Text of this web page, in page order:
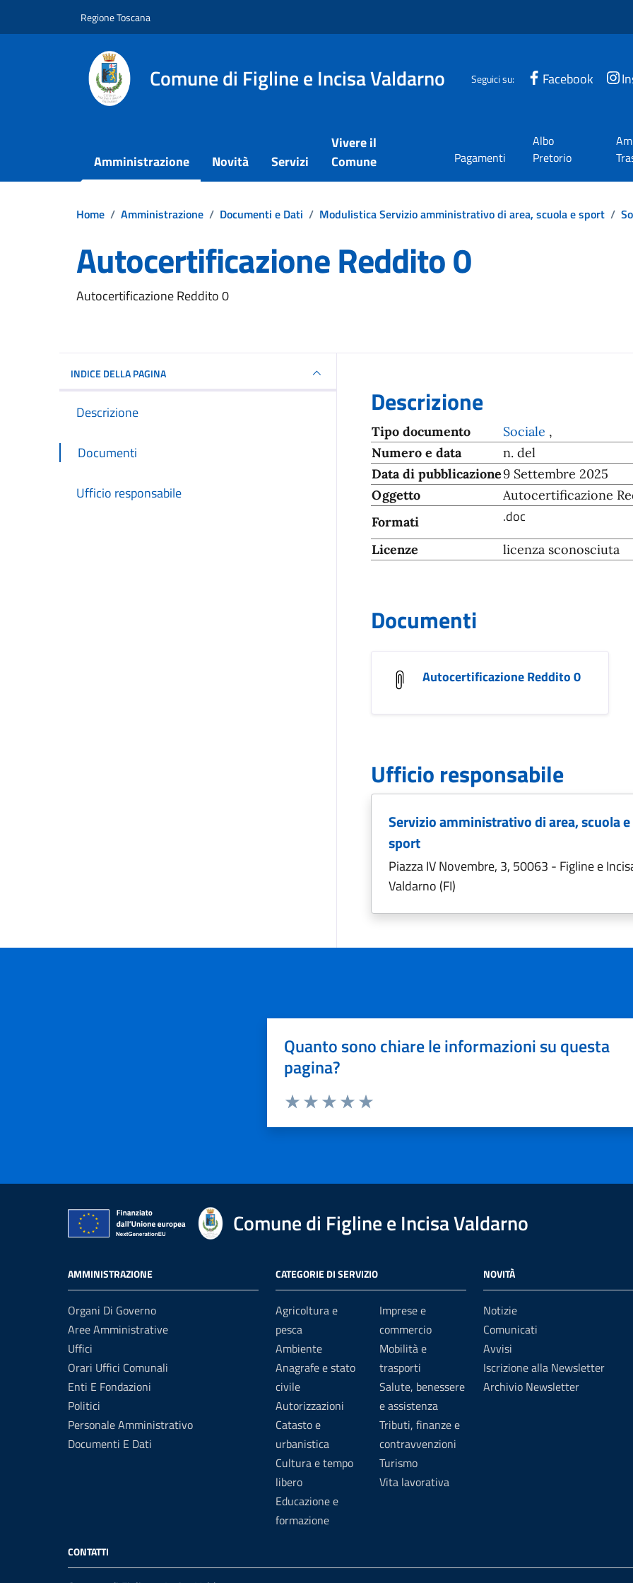
Regione Toscana
Comune di Figline e Incisa Valdarno Seguici su: Facebook
Amministrazione Novità Servizi
Vivere il
Comune
Pagamenti
Albo
Pretorio
Home / Amministrazione / Documenti e Dati / Modulistica Servizio amministrativo di area, scuola e sport /
Autocertificazione Reddito 0
Dettagli del documento
Autocertificazione Reddito 0
INDICE DELLA PAGINA
Descrizione
Documenti
Ufficio responsabile
Descrizione
Tipo documento Sociale ,
Numero e data
n. del
Data di pubblicazione9 Settembre 2025
Oggetto
Autocertificazione
Formati
.doc
Licenze licenza sconosciuta
Documenti
Autocertificazione Reddito 0
Ufficio responsabile
Servizio amministrativo di area, scuola e
sport
Piazza IV Novembre, 3, 50063 - Figline e
Valdarno (FI)
Quanto sono chiare le informazioni su questa
pagina?
Comune di Figline e Incisa Valdarno
AMMINISTRAZIONE
Organi Di Governo
Aree Amministrative
Uffici
Orari Uffici Comunali
Enti E Fondazioni
Politici
Personale Amministrativo
Documenti E Dati
CATEGORIE DI SERVIZIO
Agricoltura e
pesca
Ambiente
Anagrafe e stato
civile
Autorizzazioni
Catasto e
urbanistica
Cultura e tempo
libero
Educazione e
formazione
Imprese e
commercio
Mobilità e
trasporti
Salute, benessere
e assistenza
Tributi, finanze e
contravvenzioni
Turismo
Vita lavorativa
NOVITÀ
Notizie
Comunicati
Avvisi
Iscrizione alla Newsletter
Archivio Newsletter
CONTATTI